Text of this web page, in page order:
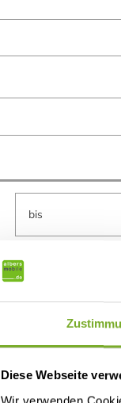
Diese Webseite